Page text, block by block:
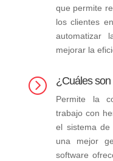
que permite
los clientes
automatizar
mejorar la
= ¿Cuáles
Permite la
trabajo con
el sistema
una mejor
software